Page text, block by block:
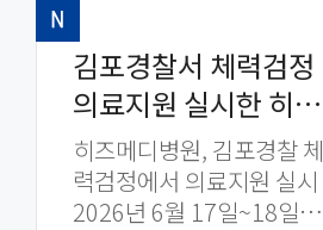
김포경찰서 체력검정
의료지원 실시한 히즈
메디병원
히즈메디병원, 김포경찰 체
력검정에서 의료지원 실시
2026년 6월 17일~18일까